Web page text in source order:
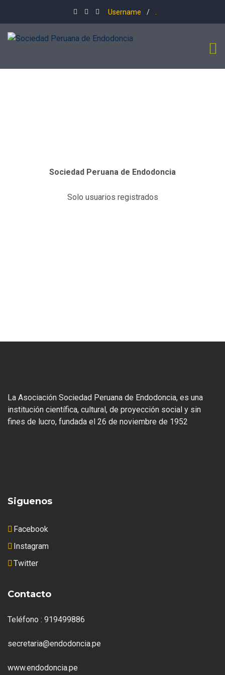
Username /
Sociedad Peruana de Endodoncia
Solo usuarios registrados
La Asociación Sociedad Peruana de Endodoncia, es una
institución científica, cultural, de proyección social y sin
fines de lucro, fundada el 26 de noviembre de 1952
Siguenos
Facebook
Instagram
Twitter
Contacto
Teléfono : 919499886
secretaria@endodoncia.pe
www.endodoncia.pe